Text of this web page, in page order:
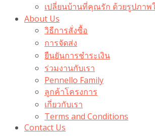
เปลี่ยนบ้านที่คุณรัก ด้วยรูปภา
About Us
วิธีการสั่งซื้อ
การจัดส่ง
ยืนยันการชำระเงิน
ร่วมงานกับเรา
Pennello Family
ลูกค้าโครงการ
เกี่ยวกับเรา
Terms and Conditions
Contact Us